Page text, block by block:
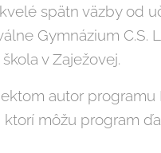
spätn väzby od
Gymnázium C.S.
v Zaježovej.
autor programu
môžu program